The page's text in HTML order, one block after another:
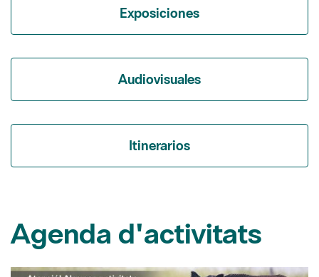
Exposiciones
Audiovisuales
Itinerarios
Agenda d'activitats